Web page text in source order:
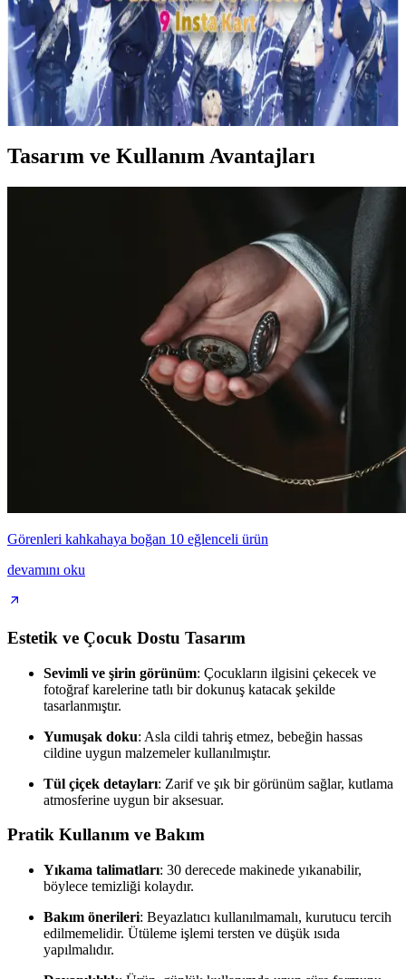
YouTube ve K Star Dergi: Dijital Eğlence ve İçerik
Platformlarının Güncel Özellikleri
YouTube ve K Star Dergi, dijital eğlence ve bilgi paylaşımında geniş
içerik yelpazesi sunuyor. Müzik, çocuklar ve eğitim alanlarında özel
uygulamalarla kullanıcı dostu deneyim sağlıyor.
Tasarım ve Kullanım Avantajları
Görenleri kahkahaya boğan 10 eğlenceli ürün
devamını oku
Estetik ve Çocuk Dostu Tasarım
Sevimli ve şirin görünüm: Çocukların ilgisini çekecek ve
fotoğraf karelerine tatlı bir dokunuş katacak şekilde
tasarlanmıştır.
Yumuşak doku: Asla cildi tahriş etmez, bebeğin hassas
cildine uygun malzemeler kullanılmıştır.
Tül çiçek detayları: Zarif ve şık bir görünüm sağlar, kutlama
atmosferine uygun bir aksesuar.
Pratik Kullanım ve Bakım
Yıkama talimatları: 30 derecede makinede yıkanabilir,
böylece temizliği kolaydır.
Bakım önerileri: Beyazlatıcı kullanılmamalı, kurutucu tercih
edilmemelidir. Ütüleme işlemi tersten ve düşük ısıda
yapılmalıdır.